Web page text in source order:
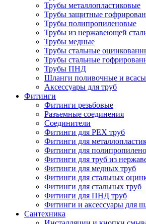
Трубы металлопластиковые
Трубы защитные
Трубы полипропиленовые
Трубы из нержавеющей
Трубы медные
Трубы стальные
Трубы стальные
Трубы ПНД
Шланги поливочные и
Аксессуары для труб
Фитинги
Фитинги резьбовые
Разъемные соединения
Соединители
Фитинги для PEX труб
Фитинги для
Фитинги для
Фитинги для труб из
Фитинги для медных труб
Фитинги для стальных
Фитинги для стальных труб
Фитинги для ПНД труб
Фитинги и аксессуары для
Сантехника